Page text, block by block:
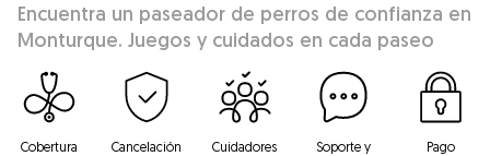
Encuentra un paseador de perros de confianza en
Monturque. Juegos y cuidados en cada paseo
Cobertura
Cancelación
Cuidadores
Soporte y
Pago